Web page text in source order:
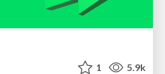
1 5.9k